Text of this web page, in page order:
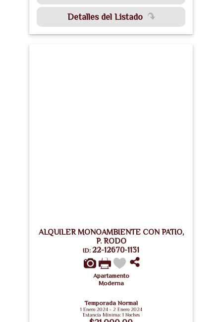
Detalles del Listado
ALQUILER MONOAMBIENTE CON PATIO,
P. RODO
ID: 22-12670-1131
Apartamento
Moderna
Temporada Normal
1 Enero 2024 - 2 Enero 2024
Estancia Mínima: 1 Noches